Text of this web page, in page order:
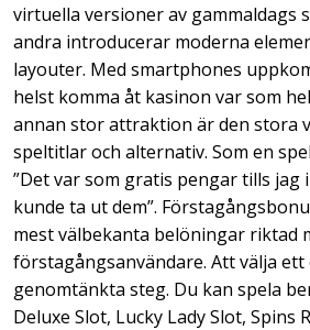
virtuella versioner av gammaldags
andra introducerar moderna
layouter. Med smartphones
helst komma åt kasinon var som
annan stor attraktion är den stora
speltitlar och alternativ. Som en
”Det var som gratis pengar tills jag
kunde ta ut dem”.
mest välbekanta belöningar riktad
förstagångsanvändare. Att välja
genomtänkta steg. Du kan spela
Deluxe Slot, Lucky Lady Slot, Spins